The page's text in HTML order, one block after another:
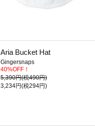
Aria Bucket Hat
Gingersnaps
40%OFF！
5,390円(税490円)
3,234円(税294円)